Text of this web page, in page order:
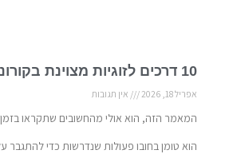
10 דרכים לזוגיות מצוינת בקורונה (חלק ב')
אפריל 18, 2026 אין תגובות
המאמר הזה, הוא אולי מהחשובים שתקראו
הוא טומן בחובו פעולות שנדרשות כדי להתגבר